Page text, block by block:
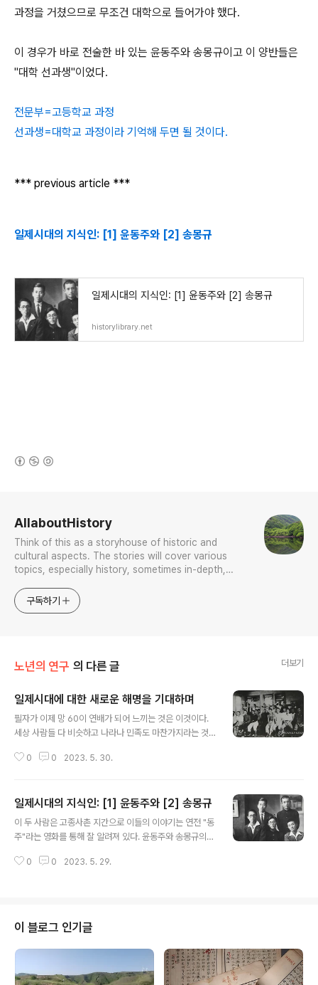
과정을 거쳤으므로 무조건 대학으로 들어가야 했다.
이 경우가 바로 전술한 바 있는 윤동주와 송몽규이고 이 양반들은
"대학 선과생"이었다.
전문부=고등학교 과정
선과생=대학교 과정이라 기억해 두면 될 것이다.
*** previous article ***
일제시대의 지식인: [1] 윤동주와 [2] 송몽규
일제시대의 지식인: [1] 윤동주와 [2] 송몽규
historylibrary.net
AllaboutHistory
Think of this as a storyhouse of historic and
cultural aspects. The stories will cover various
topics, especially history, sometimes in-depth,
approach will be to resist any common sense or
generalized viewpoint
구독하기
노년의 연구 의 다른 글 더보기
일제시대에 대한 새로운 해명을 기대하며
필자가 이제 망 60이 연배가 되어 느끼는 것은 이것이다.
세상 사람들 다 비슷하고 나라나 민족도 마찬가지라는 것
라는 말이 진리더라는 말이다. 나쁜 놈 좋은 놈은 어느 나라
본에 좋은 친구가 있다. 싸가지 없는 일본인도 봤다. 그렇다
고 쳐도 그 어느쪽을 일본인이라는 사람 전체로 일반화할
수는 없다. 일제시대를 바라볼 때 일본인은 나쁜 사람들이
점을 맞춰서는 백년이 지나도 우리는 일제시대가 왜 문제
0 0 2023. 5. 30.
일제시대의 지식인: [1] 윤동주와 [2] 송몽규
이 두 사람은 고종사촌 지간으로 이들의 이야기는 연전 "동
주"라는 영화를 통해 잘 알려져 있다. 윤동주와 송몽규의
교-연희전문 (문과) 송몽규: 명동소학교-대성중학교-연희
대예과를 들어가거나 (이 경우 연희전문을 나왔으므로 고
등학교 과정을 다시 듣는 꼴이다) 아니면 경성제대 본과로
들어가는 것인데 후자의 경우 본과 신입생은 경성제대 예
과생, 고등학교 졸업생 등으로 우선순위를 정해 놓았으므
로 이들은 사실상 경성제대에서 더 공부한다는 것은 불가
0 0 2023. 5. 29.
이 블로그 인기글